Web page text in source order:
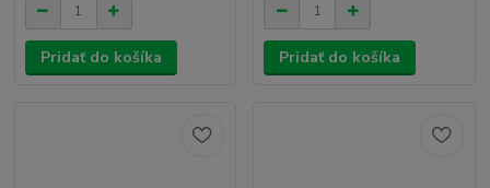
Pridať do košíka Pridať do košíka